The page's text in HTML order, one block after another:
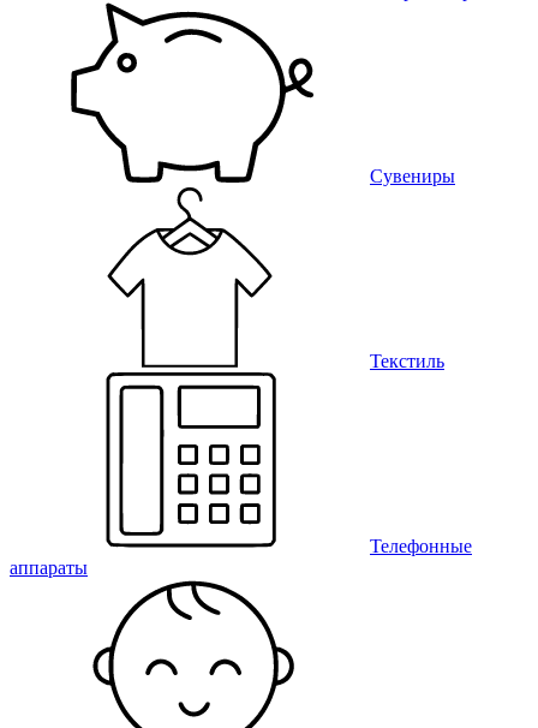
Сувениры
Текстиль
Телефонные
аппараты